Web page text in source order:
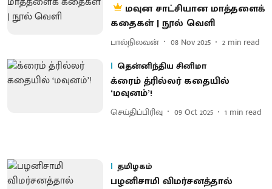
மவுன சாட்சியான மாத்தளைக்
கதைகள் | நூல் வெளி
பால்நிலவன் 08 Nov 2025 2 min read
தென்னிந்திய சினிமா
க்ரைம் த்ரில்லர் கதையில்
‘மவுனம்’!
செய்திப்பிரிவு 09 Oct 2025 1 min read
தமிழகம்
பழனிசாமி விமர்சனத்தால்